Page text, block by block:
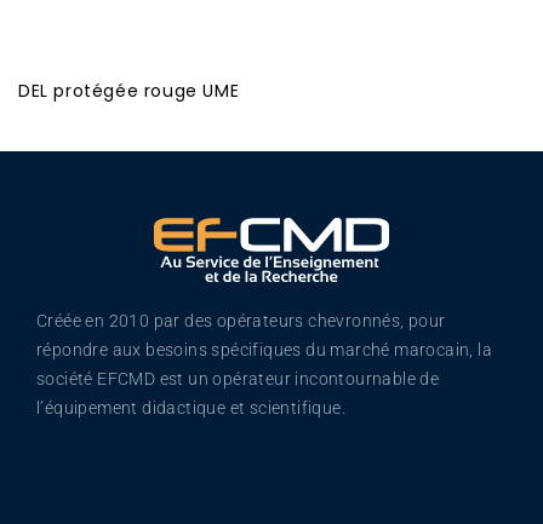
DEL protégée rouge UME
Créée en 2010 par des opérateurs chevronnés, pour
répondre aux besoins spécifiques du marché marocain, la
société EFCMD est un opérateur incontournable de
l’équipement didactique et scientifique.